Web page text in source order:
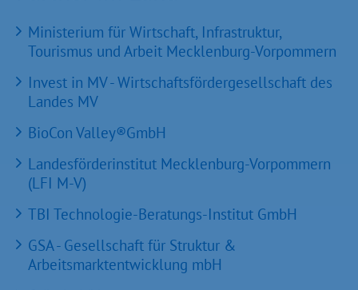
Ministerium für Wirtschaft, Infrastruktur,
Tourismus und Arbeit Mecklenburg-Vorpommern
Invest in MV - Wirtschaftsfördergesellschaft des
Landes MV
BioCon Valley®GmbH
Landesförderinstitut Mecklenburg-Vorpommern
(LFI M-V)
TBI Technologie-Beratungs-Institut GmbH
GSA - Gesellschaft für Struktur &
Arbeitsmarktentwicklung mbH